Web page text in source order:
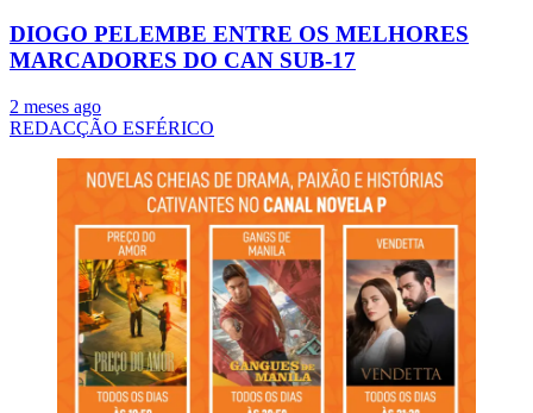
DIOGO PELEMBE ENTRE OS MELHORES
MARCADORES DO CAN SUB-17
2 meses ago
REDACÇÃO ESFÉRICO